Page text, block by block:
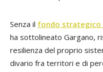
Senza il fondo strategico
ha sottolineato Gargano,
resilienza del proprio
divario fra territori e di